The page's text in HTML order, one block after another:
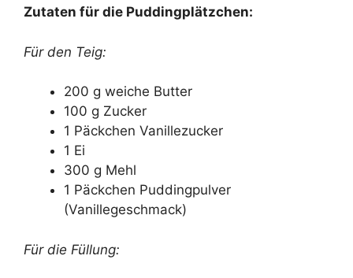
Zutaten für die Puddingplätzchen:
Für den Teig:
200 g weiche Butter
100 g Zucker
1 Päckchen Vanillezucker
1 Ei
300 g Mehl
1 Päckchen Puddingpulver
(Vanillegeschmack)
Für die Füllung: